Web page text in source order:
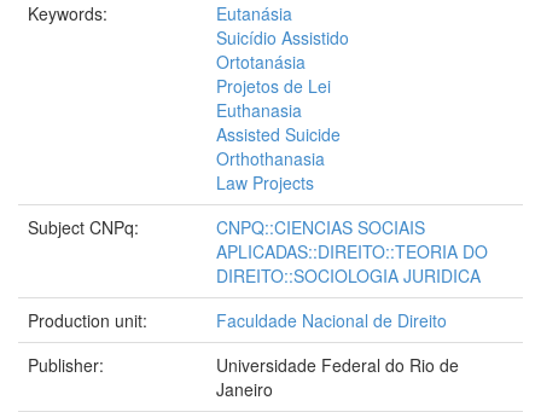
Keywords:
Eutanásia
Suicídio Assistido
Ortotanásia
Projetos de Lei
Euthanasia
Assisted Suicide
Orthothanasia
Law Projects
Subject CNPq:
CNPQ::CIENCIAS SOCIAIS
APLICADAS::DIREITO::TEORIA DO
DIREITO::SOCIOLOGIA JURIDICA
Production unit:
Faculdade Nacional de Direito
Publisher:
Universidade Federal do Rio de
Janeiro